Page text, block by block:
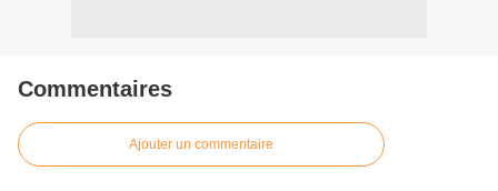
Commentaires
Ajouter un commentaire